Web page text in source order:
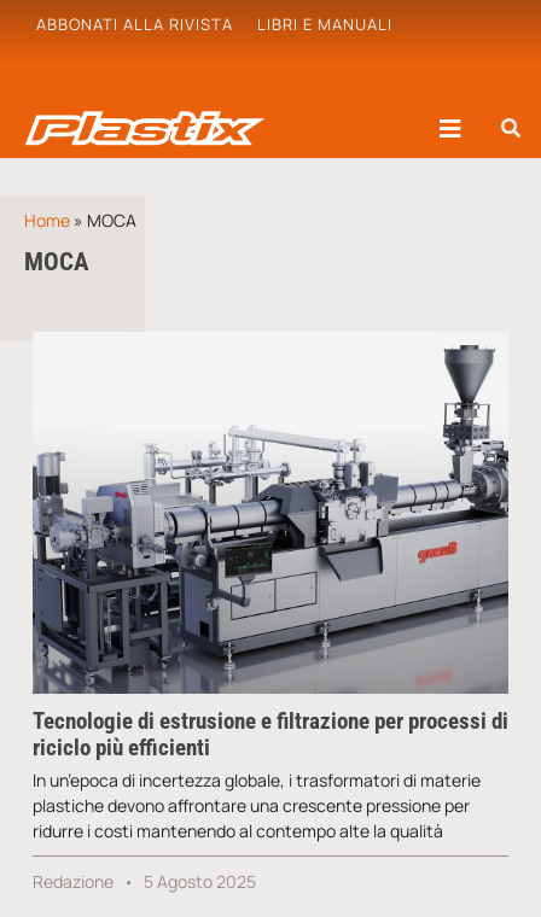
ABBONATI ALLA RIVISTA LIBRI E MANUALI
Home » MOCA
MOCA
Tecnologie di estrusione e filtrazione per processi di
riciclo più efficienti
In un’epoca di incertezza globale, i trasformatori di materie
plastiche devono affrontare una crescente pressione per
ridurre i costi mantenendo al contempo alte la qualità
Redazione 5 Agosto 2025